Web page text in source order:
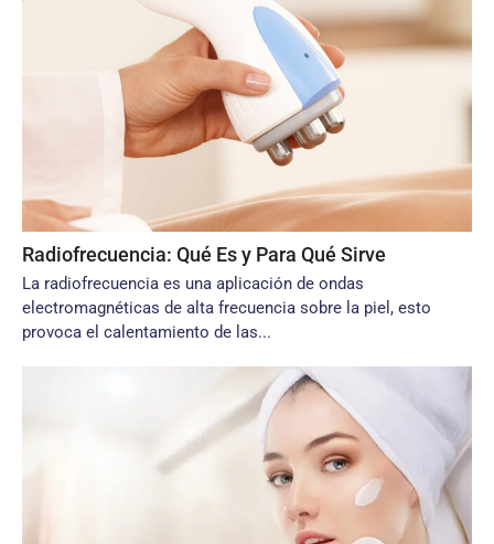
Radiofrecuencia: Qué Es y Para Qué Sirve
La radiofrecuencia es una aplicación de ondas
electromagnéticas de alta frecuencia sobre la piel, esto
provoca el calentamiento de las...